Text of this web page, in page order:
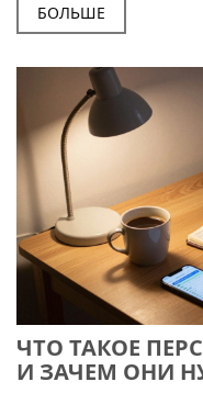
БОЛЬШЕ
ЧТО ТАКОЕ
И ЗАЧЕМ ОНИ